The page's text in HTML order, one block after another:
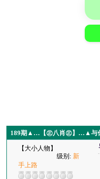
189期▲…【㊣八肖㊣】…▲与
【大小人物】
级别: 新
手上路